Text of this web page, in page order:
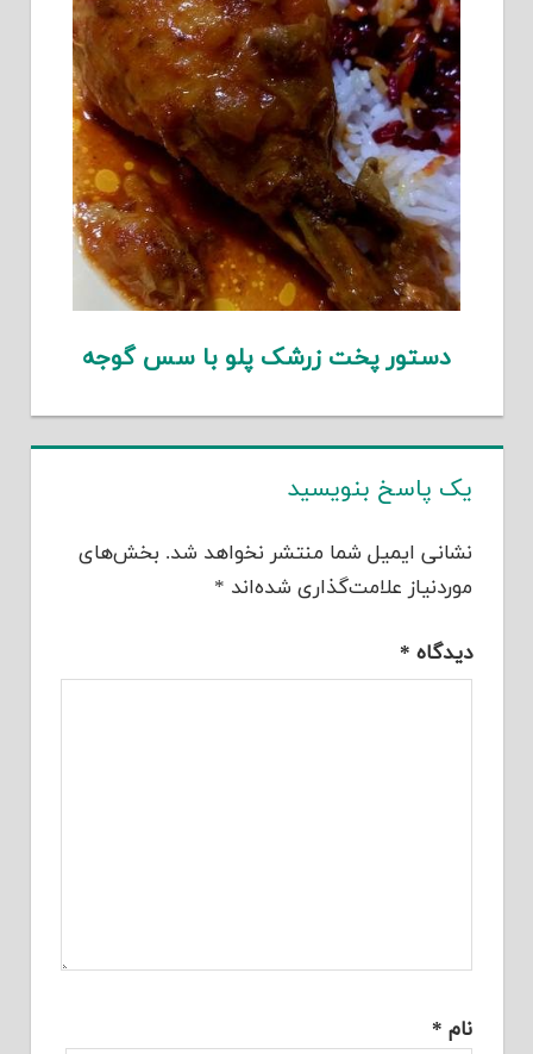
دستور پخت زرشک پلو با سس گوجه
یک پاسخ بنویسید
نشانی ایمیل شما منتشر نخواهد شد. بخش‌های
موردنیاز علامت‌گذاری شده‌اند *
دیدگاه *
نام *